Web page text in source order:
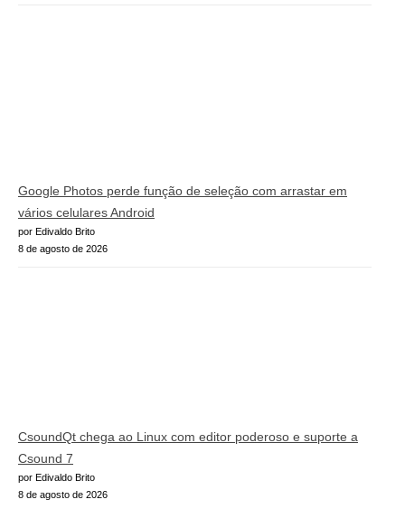
Google Photos perde função de seleção com arrastar em
vários celulares Android
por Edivaldo Brito
8 de agosto de 2026
CsoundQt chega ao Linux com editor poderoso e suporte a
Csound 7
por Edivaldo Brito
8 de agosto de 2026